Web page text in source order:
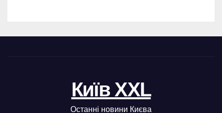
Київ XXL
Останні новини Києва